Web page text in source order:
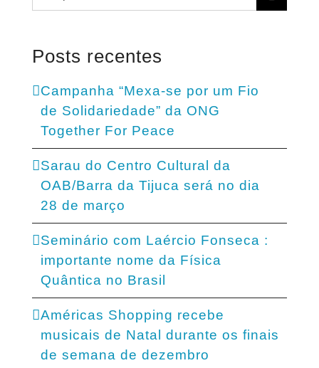
resultados
Posts recentes
Campanha “Mexa-se por um Fio
de Solidariedade” da ONG
Together For Peace
Sarau do Centro Cultural da
OAB/Barra da Tijuca será no dia
28 de março
Seminário com Laércio Fonseca :
importante nome da Física
Quântica no Brasil
Américas Shopping recebe
musicais de Natal durante os finais
de semana de dezembro